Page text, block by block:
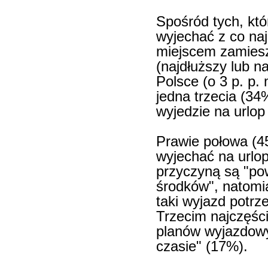
Spośród tych,
wyjechać z co
miejscem
(najdłuższy lub
Polsce (o 3 p. p.
jedna trzecia
wyjedzie na
Prawie połowa
wyjechać na
przyczyną są
środków",
taki wyjazd
Trzecim
planów
czasie" (17%).